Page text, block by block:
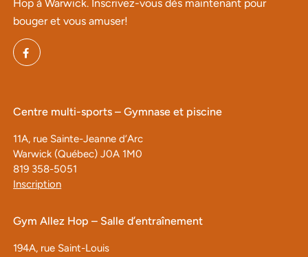
Hop à Warwick. Inscrivez-vous dès maintenant pour
bouger et vous amuser!
Centre multi-sports – Gymnase et piscine
11A, rue Sainte-Jeanne d’Arc
Warwick (Québec) J0A 1M0
819 358-5051
Inscription
Gym Allez Hop – Salle d’entraînement
194A, rue Saint-Louis